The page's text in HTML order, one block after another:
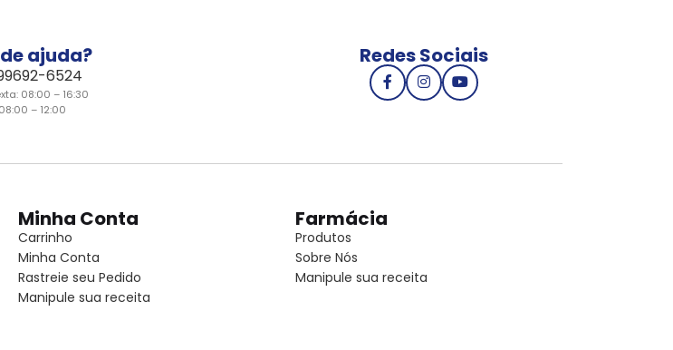
ajuda?
6524
08:00 – 16:30
– 12:00
Redes Sociais
Minha Conta
Carrinho
Minha Conta
Rastreie seu Pedido
Manipule sua receita
Farmácia
Produtos
Sobre Nós
Manipule sua receita